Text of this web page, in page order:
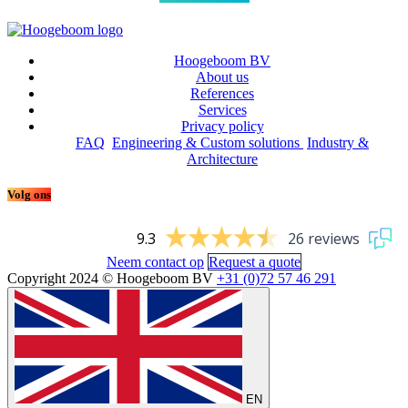
Hoogeboom BV
About us
References
Services
Privacy policy
FAQ Engineering & Custom solutions Industry &
Architecture
Volg ons
9.3 26 reviews
Neem contact op Request a quote
Copyright 2024 © Hoogeboom BV +31 (0)72 57 46 291
EN